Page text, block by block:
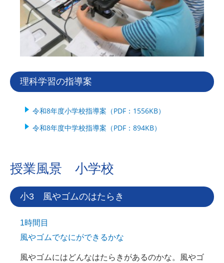
理科学習の指導案
令和8年度小学校指導案（PDF：1556KB）
令和8年度中学校指導案（PDF：894KB）
授業風景 小学校
小3 風やゴムのはたらき
1時間目
風やゴムでなにができるかな
風やゴムにはどんなはたらきがあるのかな。風やゴ